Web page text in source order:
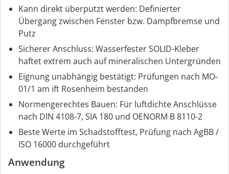
Kann direkt überputzt werden: Definierter
Übergang zwischen Fenster bzw. Dampfbremse und
Putz
Sicherer Anschluss: Wasserfester SOLID-Kleber
haftet extrem auch auf mineralischen Untergründen
Eignung unabhängig bestätigt: Prüfungen nach MO-
01/1 am ift Rosenheim bestanden
Normengerechtes Bauen: Für luftdichte Anschlüsse
nach DIN 4108-7, SIA 180 und OENORM B 8110-2
Beste Werte im Schadstofftest, Prüfung nach AgBB /
ISO 16000 durchgeführt
Anwendung